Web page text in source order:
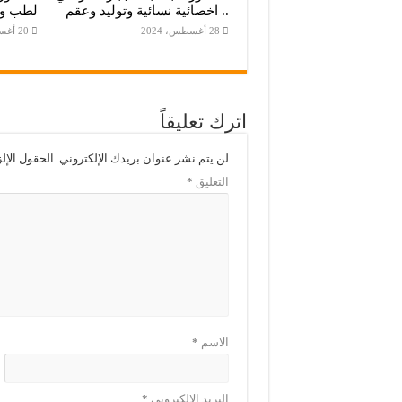
.. اخصائية نسائية وتوليد وعقم
28 أغسطس، 2024
لطب
20 أغسطس، 2024
اترك تعليقاً
لن يتم نشر عنوان بريدك الإلكتروني. الحقول
التعليق *
الاسم *
البريد الإلكتروني *